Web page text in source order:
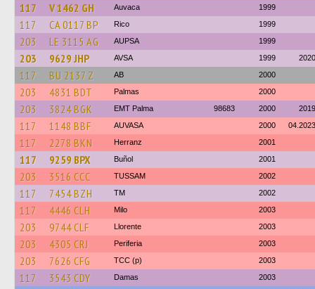
117 V 1462 GH Auvaca 1999
117 CA 0117 BP Rico 1999
203 LE 3115 AG AUPSA 1999
203 9629 JHP AVSA 1999 2020
117 BU 2137 Z AB 2000
203 4831 BDT Palmas 2000
203 3824 BGK EMT Palma 98683 2000 2019
117 1148 BBF AUVASA 2000 04.2023
117 2278 BKN Herranz 2001
117 9259 BPX Buñol 2001
203 3516 CCC TUSSAM 2002
117 7454 BZH TM 2002
117 4446 CLH Milo 2003
203 9744 CLF Llorente 2003
203 4305 CRJ Periferia 2003
203 7626 CFG TCC (p) 2003
117 3543 CDY Damas 2003